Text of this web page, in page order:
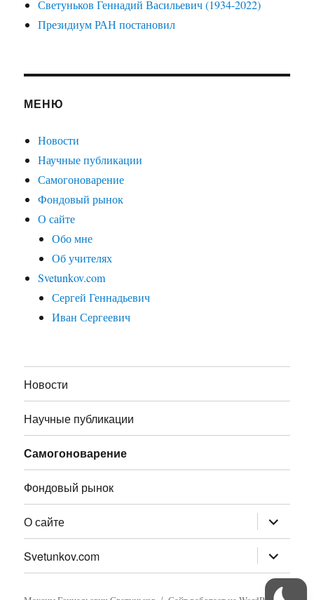
Светуньков Геннадий Васильевич (1934-2022)
Президиум РАН постановил
МЕНЮ
Новости
Научные публикации
Самогоноварение
Фондовый рынок
О сайте
Обо мне
Об учителях
Svetunkov.com
Сергей Геннадьевич
Иван Сергеевич
Новости
Научные публикации
Самогоноварение
Фондовый рынок
О сайте раскрыть
дочернее
меню
Svetunkov.com
раскрыть
дочернее
меню